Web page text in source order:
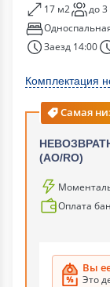
17 м2 до
Заезд 14:00
Комплектация
Самая
(АО/RO)
Оплата
Вы
Это